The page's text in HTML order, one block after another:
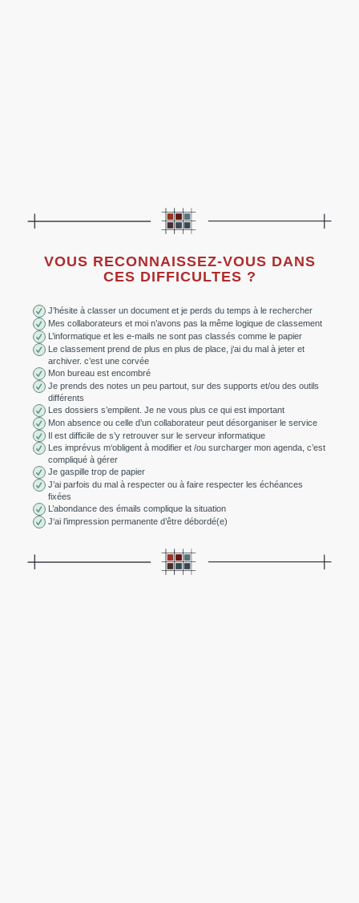
VOUS RECONNAISSEZ-VOUS DANS
CES DIFFICULTES ?
J’hésite à classer un document et je perds du temps à le rechercher
Mes collaborateurs et moi n’avons pas la même logique de classement
L’informatique et les e-mails ne sont pas classés comme le papier
Le classement prend de plus en plus de place, j‘ai du mal à jeter et
archiver. c’est une corvée
Mon bureau est encombré
Je prends des notes un peu partout, sur des supports et/ou des outils
différents
Les dossiers s’empilent. Je ne vous plus ce qui est important
Mon absence ou celle d’un collaborateur peut désorganiser le service
Il est difficile de s’y retrouver sur le serveur informatique
Les imprévus m‘obligent à modifier et /ou surcharger mon agenda, c’est
compliqué à gérer
Je gaspille trop de papier
J’ai parfois du mal à respecter ou à faire respecter les échéances
fixées
L’abondance des émails complique la situation
J‘ai l’impression permanente d’être débordé(e)